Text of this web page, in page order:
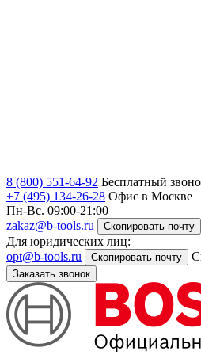
8 (800) 551-64-92 Бесплатный
+7 (495) 134-26-28 Офис в Москве
Пн-Вс. 09:00-21:00
zakaz@b-tools.ru
Скопировать почту
Для юридических лиц:
opt@b-tools.ru
Скопировать почту
Заказать звонок